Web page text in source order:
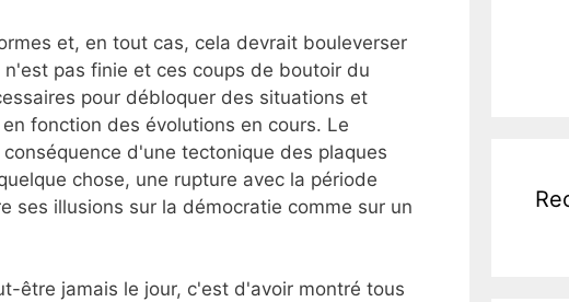
et, en tout cas, cela devrait bouleverser
pas finie et ces coups de boutoir du
pour débloquer des situations et
fonction des évolutions en cours. Le
d'une tectonique des plaques
chose, une rupture avec la période
ses illusions sur la démocratie comme sur un
être jamais le jour, c'est d'avoir montré tous